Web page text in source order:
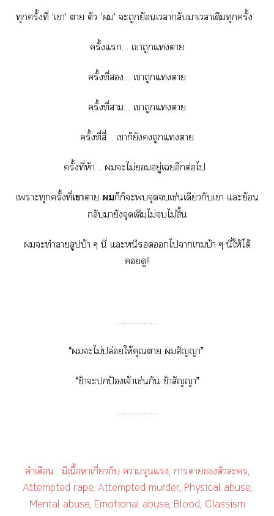
ทุกครั้งที่ 'เา' า ตัว '' ะถูกย้อนเากลับาเาเดิมทุกครั้ง
ครั้งแ… เาถูกแา
ครั้งที่… เาถูกแา
ครั้งที่า… เาถูกแา
ครั้งที่สี่… เาก็ยังถูกแา
ครั้งที่ห้า… ะไม่อยู่เอีกต่อไ
เาะทุกครั้งที่เาา ก็ก็ะจุดเช่นเดียวกับเา แะย้อน
กลับมายังจุดเดิมไม่ไม่สิ้น
ะทำาลูปบ้า ๆ นี่ แะหนีไาเบ้า ๆ นี่ให้ได้
ดู!!
………………
“ะไม่ปล่อยให้คุณา สัญญา”
“ข้าะปกป้องเจ้าเช่นกัน ข้าสัญญา”
………………
คำเตือน : มีเนื้อาเกี่ยวกับ ารุนแรง, าาตัวะ,
Attempted rape, Attempted murder, Physical abuse,
Mental abuse, Emotional abuse, Blood, Classism